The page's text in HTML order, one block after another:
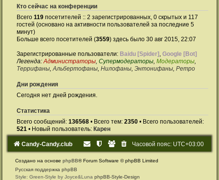
Кто сейчас на конференции
Всего 119 посетителей :: 2 зарегистрированных, 0 скрытых и 117
гостей (основано на активности пользователей за последние 5
минут)
Больше всего посетителей (3559) здесь было 30 авг 2015, 22:07
Зарегистрированные пользователи: Baidu [Spider] , Google [Bot]
Легенда:Администраторы, Супермодераторы, Модераторы,
Террифаны,Альбертофаны, Нилофаны, Энтонифаны, Ретро
Дни рождения
Сегодня нет дней рождения.
Статистика
Всего сообщений: 136568 • Всего тем: 2350 • Всего пользователей:
521 • Новый пользователь: Карен
Candy-Candy.club Часовой пояс: UTC+03:00
Создано на основе phpBB® Forum Software © phpBB Limited
Русская поддержка phpBB
Style: Green-Style by Joyce&Luna phpBB-Style-Design